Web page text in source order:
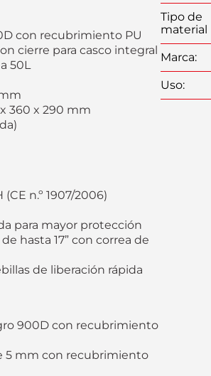
con recubrimiento PU
cierre para casco integral
50L
360 x 290 mm
n.º 1907/2006)
para mayor protección
hasta 17” con correa de
de liberación rápida
900D con recubrimiento
5 mm con recubrimiento
Tipo de
material
Marca:
Uso: